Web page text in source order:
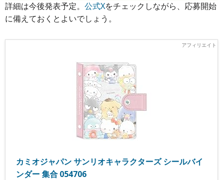
詳細は今後発表予定。 公式Xをチェックしながら、応募開始
に備えておくとよいでしょう。
カミオジャパン サンリオキャラクターズ シールバイ
ンダー 集合 054706